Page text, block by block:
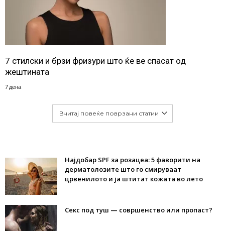
7 стилски и брзи фризури што ќе ве спасат од
жештината
7 дена
Вчитај повеќе поврзани статии
Најдобар SPF за розацеа: 5 фаворити на
дерматолозите што го смируваат
црвенилото и ја штитат кожата во лето
Секс под туш — совршенство или пропаст?